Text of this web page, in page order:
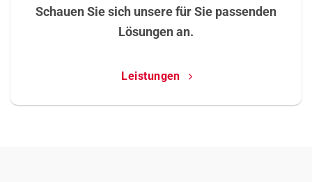
Schauen Sie sich unsere für Sie passenden
Lösungen an.
Leistungen